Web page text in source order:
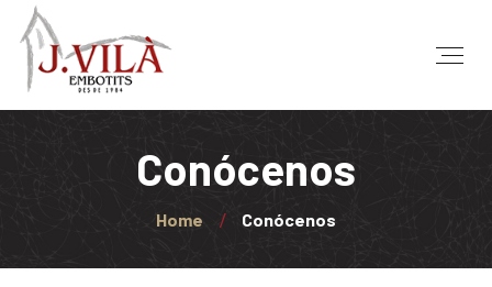
Conócenos
Home Conócenos